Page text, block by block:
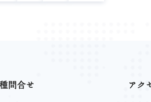
問合せ アク